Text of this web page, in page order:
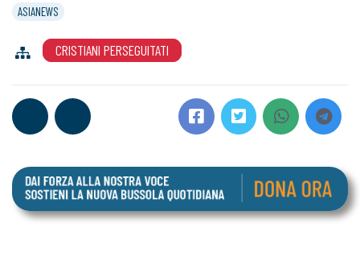
ASIANEWS
CRISTIANI PERSEGUITATI